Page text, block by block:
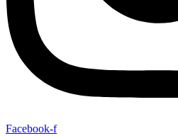
Facebook-f